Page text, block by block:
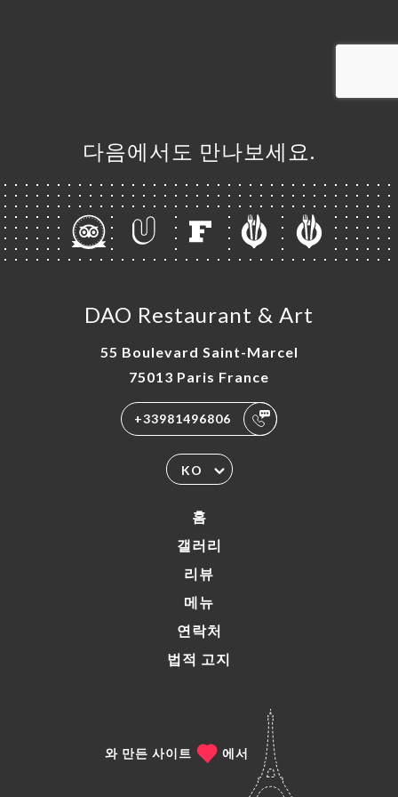
다음에서도 만나보세요.
DAO Restaurant & Art
55 Boulevard Saint-Marcel
75013 Paris France
+33981496806
KO
홈
갤러리
리뷰
메뉴
연락처
법적 고지
와 만든 사이트 에서